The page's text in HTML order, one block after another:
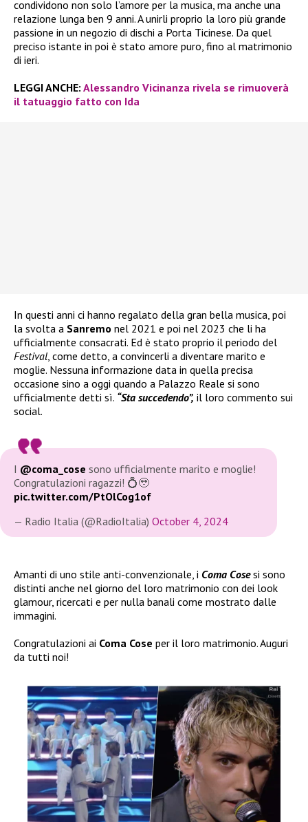
condividono non solo l’amore per la musica, ma anche una
relazione lunga ben 9 anni. A unirli proprio la loro più grande
passione in un negozio di dischi a Porta Ticinese. Da quel
preciso istante in poi è stato amore puro, fino al matrimonio
di ieri.
LEGGI ANCHE: Alessandro Vicinanza rivela se rimuoverà
il tatuaggio fatto con Ida
In questi anni ci hanno regalato della gran bella musica, poi
la svolta a Sanremo nel 2021 e poi nel 2023 che li ha
ufficialmente consacrati. Ed è stato proprio il periodo del
Festival, come detto, a convincerli a diventare marito e
moglie. Nessuna informazione data in quella precisa
occasione sino a oggi quando a Palazzo Reale si sono
ufficialmente detti sì. “Sta succedendo”, il loro commento sui
social.
I @coma_cose sono ufficialmente marito e moglie!
Congratulazioni ragazzi! 💍🥹
pic.twitter.com/PtOlCog1of
— Radio Italia (@RadioItalia) October 4, 2024
Amanti di uno stile anti-convenzionale, i Coma Cosesi sono
distinti anche nel giorno del loro matrimonio con dei look
glamour, ricercati e per nulla banali come mostrato dalle
immagini.
Congratulazioni ai Coma Cose per il loro matrimonio. Auguri
da tutti noi!